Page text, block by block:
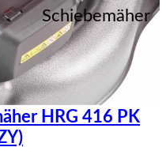
Schiebemäher
HRG 416 PK